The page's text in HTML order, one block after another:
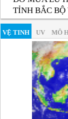
TỈNH BẮC
VỆ TINH UV MÔ